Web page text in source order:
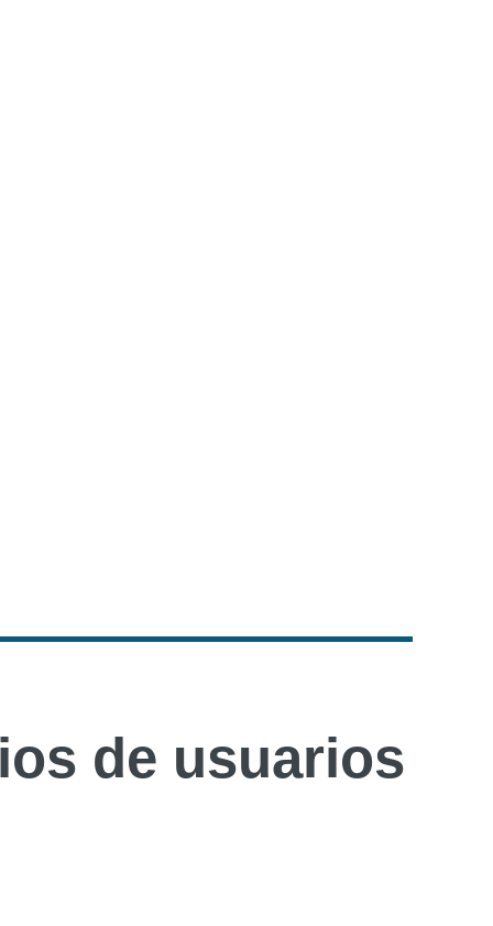
de usuarios